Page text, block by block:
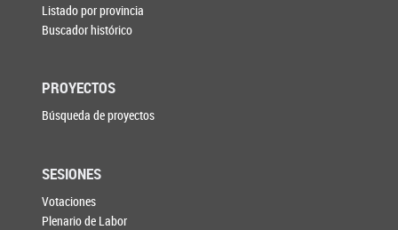
Listado por provincia
Buscador histórico
PROYECTOS
Búsqueda de proyectos
SESIONES
Votaciones
Plenario de Labor